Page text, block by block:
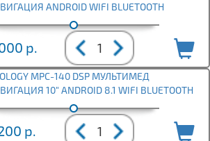
ANDROID WIFI BLUETOOTH
р.
MPC-140 DSP МУЛЬТИМЕД
10" ANDROID 8.1 WIFI BLUETOOTH
р.